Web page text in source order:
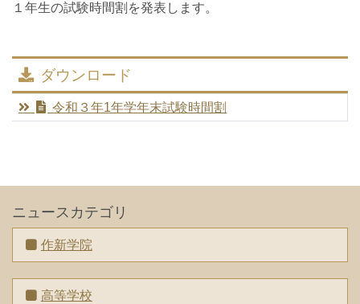
１年生の試験時間割を発表します。
ダウンロード
令和３年1年学年末試験時間割
ニュースカテゴリ
作新学院
高等学校